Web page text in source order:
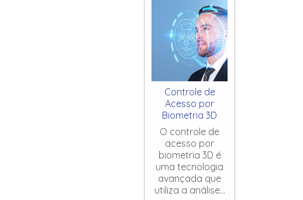
Controle de
Acesso por
Biometria 3D
O controle de
acesso por
biometria 3D é
uma tecnologia
avançada que
utiliza a análise...